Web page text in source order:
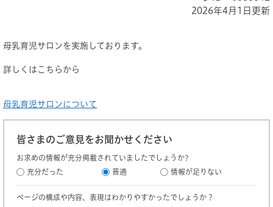
2026年4月1日更新
母乳育児サロンを実施しております。
詳しくはこちらから
母乳育児サロンについて
皆さまのご意見をお聞かせください
お求めの情報が充分掲載されていましたでしょうか?
充分だった
普通 情報が足りない
ページの構成や内容、表現はわかりやすかったでしょうか？